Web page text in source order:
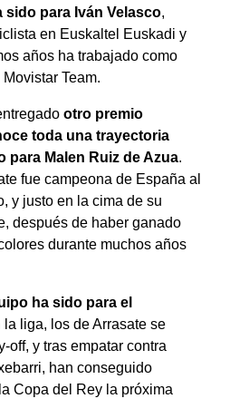
para Iván Velasco,
en Euskaltel Euskadi y
años ha trabajado como
Team.
otro premio
toda una trayectoria
para Malen Ruiz de Azua.
fue campeona de España al
y justo en la cima de su
después de haber ganado
durante muchos años
ha sido para el
la liga, los de Arrasate se
off, y tras empatar contra
han conseguido
Copa del Rey la próxima